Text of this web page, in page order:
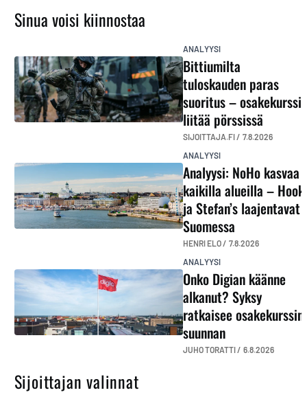
Sinua voisi kiinnostaa
ANALYYSI
Bittiumilta
tuloskauden paras
suoritus – osakekurssi
liitää pörssissä
SIJOITTAJA.FI / 7.8.2026
ANALYYSI
Analyysi: NoHo kasvaa
kaikilla alueilla – Hook
ja Stefan’s laajentavat
Suomessa
HENRI ELO / 7.8.2026
ANALYYSI
Onko Digian käänne
alkanut? Syksy
ratkaisee osakekurssin
suunnan
JUHO TORATTI / 6.8.2026
Sijoittajan valinnat